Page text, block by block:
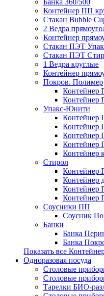
Банка 360/500
Контейнер ПП
Стакан Bubble
2 Ведра
Контейнер
Стакан ПЭТ
Стакан ПЭТ
1 Ведра круглые
Контейнер
Покров. Полимер
Контейнер
Контейнер
Упакс-Юнити
Контейнер
Контейнер
Контейнер
Стирол
Контейнер
Контейнер
Контейнер
Контейнер
Соусники ПП
Соусник
Банки
Банка
Банка
Показать все
Одноразовая посуда
Столовые
Столовые
Тарелки БИО-